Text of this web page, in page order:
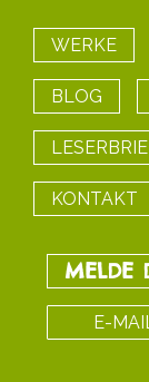
WERKE
BLOG
KONTAKT
MELDE